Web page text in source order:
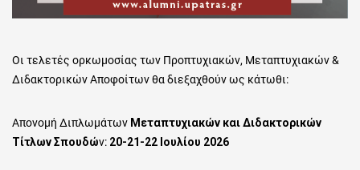
Οι τελετές ορκωμοσίας των Προπτυχιακών, Μεταπτυχιακών &
Διδακτορικών Αποφοίτων θα διεξαχθούν ως κάτωθι:
Απονομή Διπλωμάτων Μεταπτυχιακών και Διδακτορικών
Τίτλων Σπουδών: 20-21-22 Ιουλίου 2026